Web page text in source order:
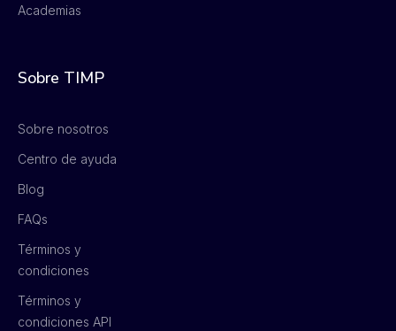
Academias
Sobre TIMP
Sobre nosotros
Centro de ayuda
Blog
FAQs
Términos y
condiciones
Términos y
condiciones API